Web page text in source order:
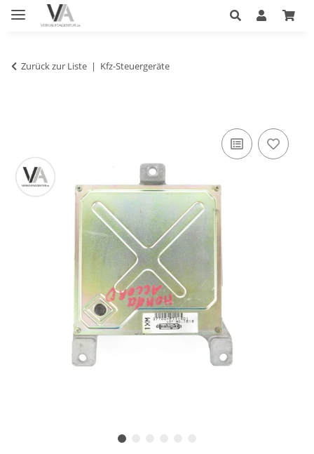
Zurück zur Liste Kfz-Steuergeräte